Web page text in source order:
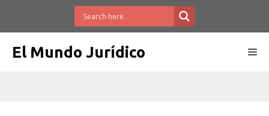
El Mundo Jurídico